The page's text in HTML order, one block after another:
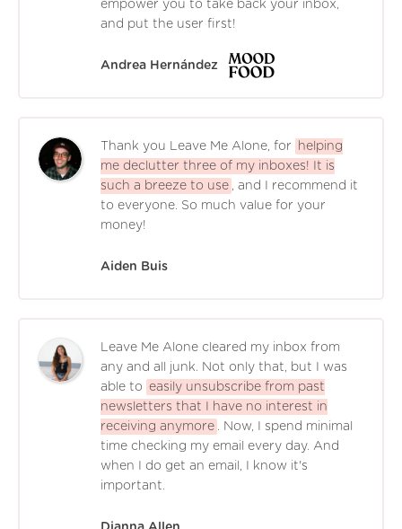
empower you to take back your inbox,
and put the user first!
Andrea Hernández
Thank you Leave Me Alone, for
helping
me declutter three of my inboxes! It is
such a breeze to use
, and I recommend it
to everyone. So much value for your
money!
Aiden Buis
Leave Me Alone cleared my inbox from
any and all junk. Not only that, but I was
able to easily unsubscribe from past
newsletters that I have no interest in
receiving anymore
. Now, I spend minimal
time checking my email every day. And
when I do get an email, I know it's
important.